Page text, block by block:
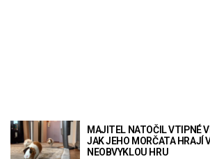
MAJITEL NATOČIL VTIPNÉ
JAK JEHO MORČATA HRAJÍ
NEOBVYKLOU HRU